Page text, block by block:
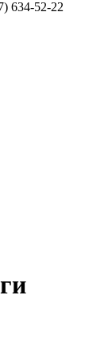
634-52-22